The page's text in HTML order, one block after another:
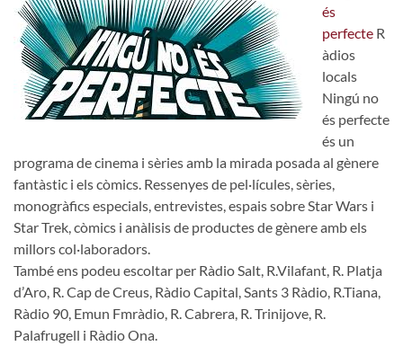
és
perfecte R
àdios
locals
Ningú no
és perfecte
és un
programa de cinema i sèries amb la mirada posada al gènere
fantàstic i els còmics. Ressenyes de pel·lícules, sèries,
monogràfics especials, entrevistes, espais sobre Star Wars i
Star Trek, còmics i anàlisis de productes de gènere amb els
millors col·laboradors.
També ens podeu escoltar per Ràdio Salt, R.Vilafant, R. Platja
d’Aro, R. Cap de Creus, Ràdio Capital, Sants 3 Ràdio, R.Tiana,
Ràdio 90, Emun Fmràdio, R. Cabrera, R. Trinijove, R.
Palafrugell i Ràdio Ona.